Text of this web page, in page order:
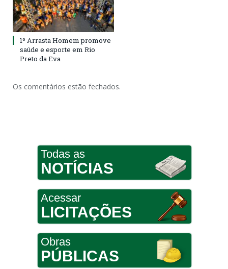
1º Arrasta Homem promove
saúde e esporte em Rio
Preto da Eva
Os comentários estão fechados.
Todas as
NOTÍCIAS
Acessar
LICITAÇÕES
Obras
PÚBLICAS